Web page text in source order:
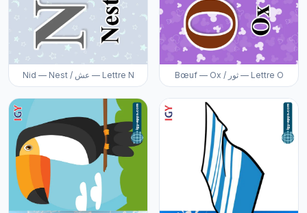
Nid — Nest / عش — Lettre N Bœuf — Ox / ثور — Lettre O